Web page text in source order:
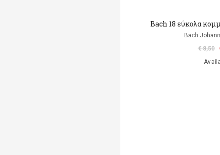
Bach 18 εύκολα
Bach
€ 8,50